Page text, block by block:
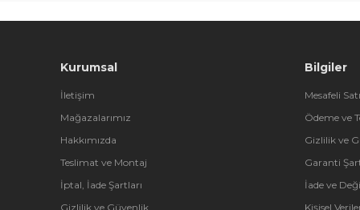
Kurumsal
İletişim
Mağazalarımız
Hakkımızda
Teslimat ve Montaj
İptal, İade Şartları
Gizlilik ve Güvenlik
Bilgiler
Mesafeli
Ödeme ve
Gizlilik ve
Garanti
İade ve
Kişisel